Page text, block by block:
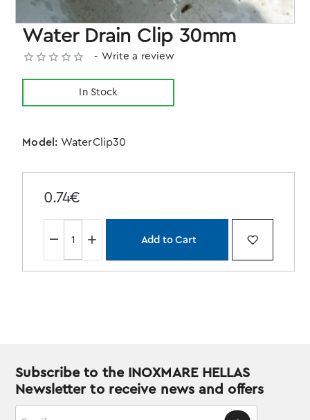
Water Drain Clip 30mm
In Stock
Model: WaterClip30
- Write a review
0.74€
Add to Cart
Subscribe to the INOXMARE HELLAS
Newsletter to receive news and offers